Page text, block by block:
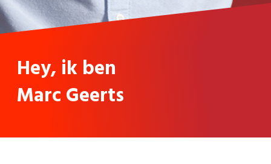
Hey, ik ben
Marc Geerts